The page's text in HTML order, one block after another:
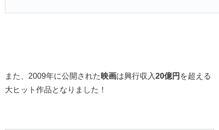
また、2009年に公開された 映画は興行収入20億円 を超える
大ヒット作品となりました！